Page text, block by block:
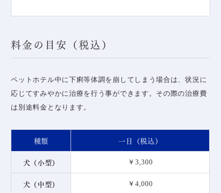
料金の目安（税込）
ペットホテル中に下痢等体調を崩してしまう場合は、状況に
応じてすみやかに治療を行う事ができます。その際の治療費
は別途料金となります。
種類
一日（税込）
犬（小型）
￥3,300
犬（中型） ￥4,000